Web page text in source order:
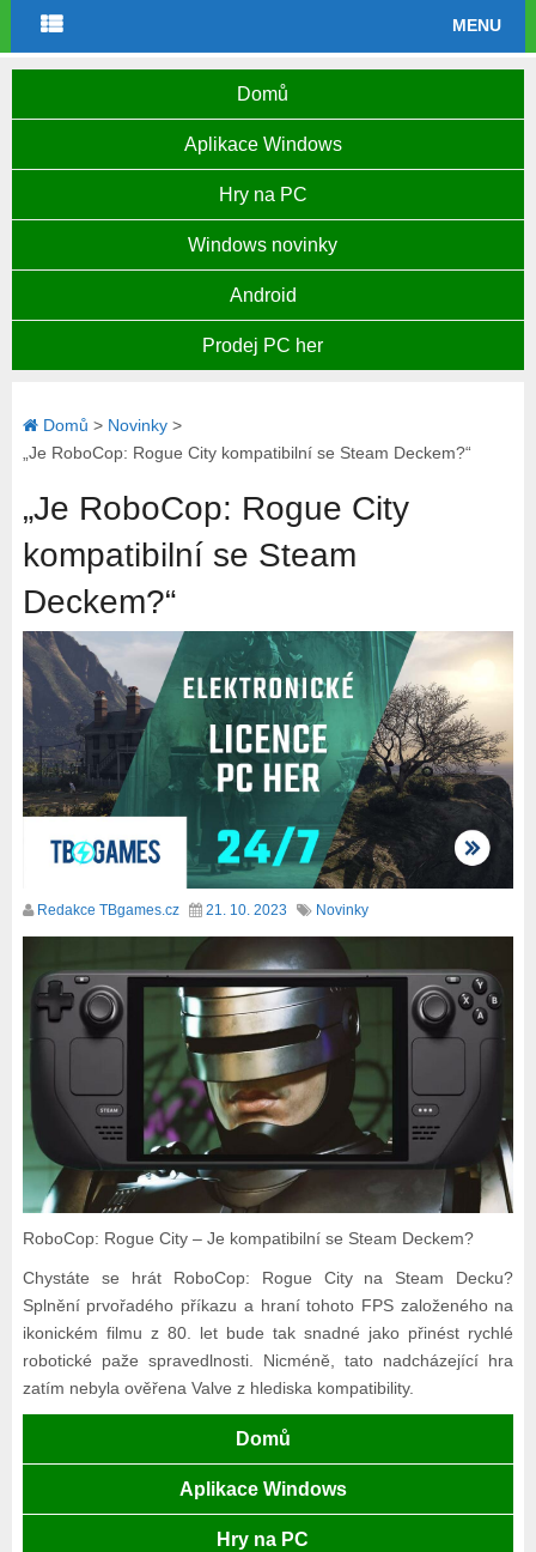
MENU
Domů
Aplikace Windows
Hry na PC
Windows novinky
Android
Prodej PC her
Domů > Novinky>
„Je RoboCop: Rogue City kompatibilní se Steam Deckem?“
„Je RoboCop: Rogue City
kompatibilní se Steam
Deckem?“
Redakce TBgames.cz 21. 10. 2023 Novinky
RoboCop: Rogue City – Je kompatibilní se Steam Deckem?
Chystáte se hrát RoboCop: Rogue City na Steam Decku?
Splnění prvořadého příkazu a hraní tohoto FPS založeného na
ikonickém filmu z 80. let bude tak snadné jako přinést rychlé
robotické paže spravedlnosti. Nicméně, tato nadcházející hra
zatím nebyla ověřena Valve z hlediska kompatibility.
Domů
Aplikace Windows
Hry na PC